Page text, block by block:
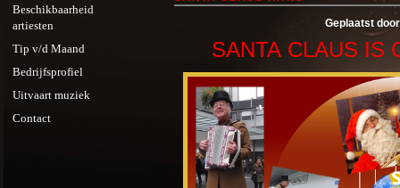
Beschikbaarheid
artiesten
Tip v/d Maand
Bedrijfsprofiel
Uitvaart muziek
Contact
Geplaatst
SANTA CLAUS IS